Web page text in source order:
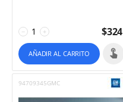
+
− $324
AÑADIR AL CARRITO
94709345GMC